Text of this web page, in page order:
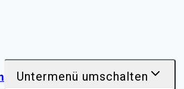
Untermenü umschalten